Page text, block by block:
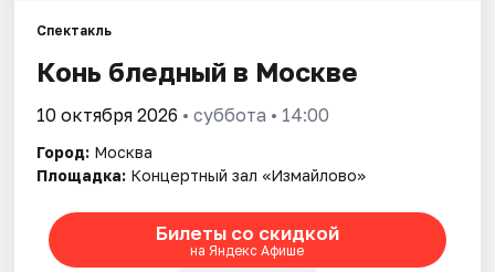
Спектакль
Конь бледный в Москве
10 октября 2026 • суббота • 14:00
Город: Москва
Площадка: Концертный зал «Измайлово»
Билеты со скидкой
на Яндекс Афише